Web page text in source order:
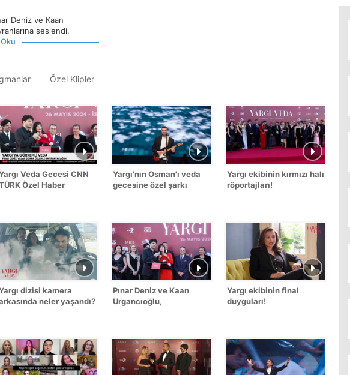
Deniz ve Kaan
seslendi.
Oku
Özel Klipler
Veda Gecesi CNN
Özel Haber
Yargı'nın Osman'ı veda
gecesine özel şarkı
Yargı ekibinin kırmızı halı
röportajları!
dizisi kamera
neler yaşandı?
Pınar Deniz ve Kaan
Urgancıoğlu,
Yargı ekibinin final
duyguları!